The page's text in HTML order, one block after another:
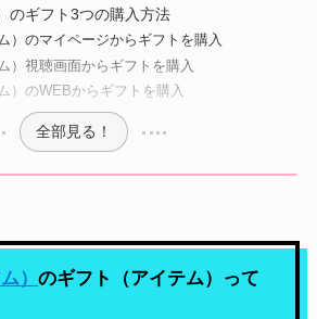
のギフト3つの購入方法
）のマイページからギフトを購入
）視聴画面からギフトを購入
）のWEBからギフトを購入
全部見る！
）のギフト（アイテム）って